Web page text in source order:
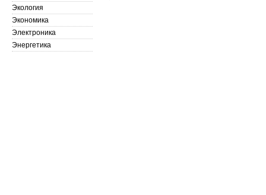
Экология
Экономика
Электроника
Энергетика